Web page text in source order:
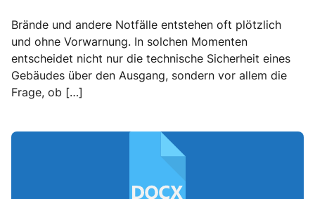
Brände und andere Notfälle entstehen oft plötzlich
und ohne Vorwarnung. In solchen Momenten
entscheidet nicht nur die technische Sicherheit eines
Gebäudes über den Ausgang, sondern vor allem die
Frage, ob […]